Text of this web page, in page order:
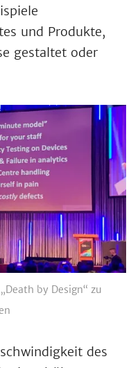
und Produkte,
gestaltet oder
by Design“ zu
des